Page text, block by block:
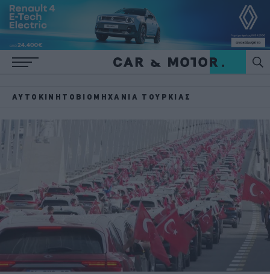
ΑΥΤΟΚΙΝΗΤΟΒΙΟΜΗΧΑΝΊΑ ΤΟΥΡΚΊΑΣ